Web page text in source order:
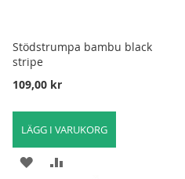
Stödstrumpa bambu black
stripe
109,00 kr
LÄGG I VARUKORG
LÄGG